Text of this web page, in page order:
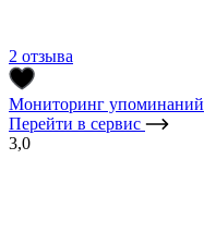
2 отзыва
Мониторинг упоминаний
Перейти в сервис
3,0